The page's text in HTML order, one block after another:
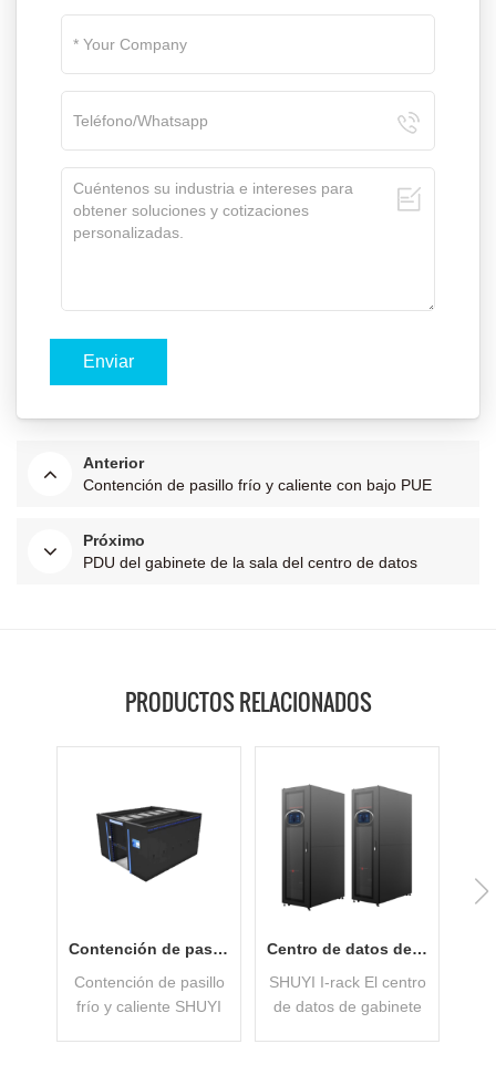
Anterior
Contención de pasillo frío y caliente con bajo PUE
Próximo
PDU del gabinete de la sala del centro de datos
PRODUCTOS RELACIONADOS
Contención de pasillo frío y caliente con bajo PUE
Contención de pasillo
frío y caliente SHUYI
Centro de datos de gabinete aplicado en pequeñas empresas
SHUYI I-rack El centro
de datos de gabinete